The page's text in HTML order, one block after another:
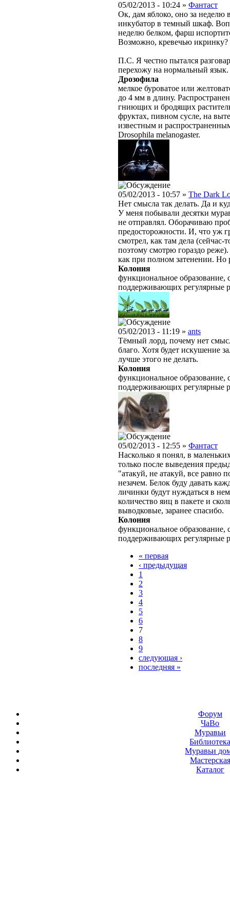
05/02/2013 - 10:24 » Фантаст
Ок, дам яблоко, оно за неделю
инкубатор в темный шкаф.
неделю белком, фарш
Возможно, кревечью икринку?
П.С. Я честно пытался
перехожу на нормальный язык.
Дрозофила
мелкое буроватое или
до 4 мм в длину.
гниющих и бродящих
фруктах, пивном сусле, на
известным и
Drosophila melanogaster.
05/02/2013 - 10:57 » The Dark
Нет смысла так делать. Да и
У меня побывали десятки
не отправлял. Оборачиваю
предосторожности. И, что уж
смотрел, как там дела
поэтому смотрю гораздо реже).
как при полном затенении. Но
Колония
функциональное образование,
поддерживающих регулярные
05/02/2013 - 11:19 » ants
Тёмный лорд, почему нет
благо. Хотя будет искушение
лучше этого не делать.
Колония
функциональное образование,
поддерживающих регулярные
05/02/2013 - 12:55 » Фантаст
Насколько я понял, в
только после выведения
"атакуй, не атакуй, все равно
незачем. Белок буду давать
личинки будут нуждаться в
количество яиц в пакете и
выводковые, заранее спасибо.
Колония
функциональное образование,
поддерживающих регулярные
« первая
‹ предыдущая
1
2
3
4
5
6
7
8
9
следующая ›
последняя »
Форум
ЧаВо
Муравьи
Муравьи
Мастерская
Каталог